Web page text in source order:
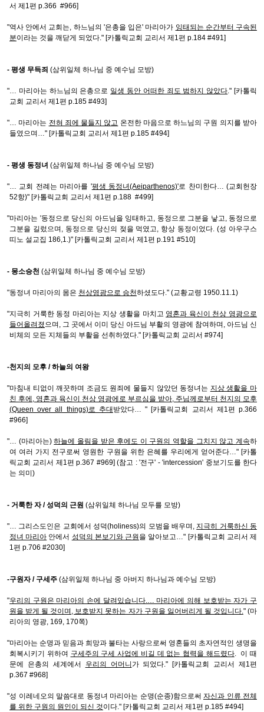
서 제1편 p.366 #966]
"역사 안에서 교회는, 하느님의 '은총을 입은' 마리아가 잉태되는 순간부터 구속된
분이라는 것을 깨닫게 되었다." [카톨릭교회 교리서 제1편 p.184 #491]
- 평생 무득죄 (삼위일체 하나님 중 예수님 모방)
"… 마리아는 하느님의 은총으로 일생 동안 어떠한 죄도 범하지 않았다." [카톨릭
교회 교리서 제1편 p.185 #493]
"… 마리아는 전혀 죄에 물들지 않고 온전한 마음으로 하느님의 구원 의지를 받아
들였으며…" [카톨릭교회 교리서 제1편 p.185 #494]
- 평생 동정녀 (삼위일체 하나님 중 예수님 모방)
"… 교회 전례는 마리아를 '평생 동정녀(Aeiparthenos)'로 찬미한다… (교회헌장
52항)" [카톨릭교회 교리서 제1편 p.188 #499]
"마리아는 '동정으로 당신의 아드님을 잉태하고, 동정으로 그분을 낳고, 동정으로
그분을 길렀으며, 동정으로 당신의 젖을 먹였고, 항상 동정이었다. (성 아우구스
띠노 설교집 186,1.)" [카톨릭교회 교리서 제1편 p.191 #510]
- 몽소승천 (삼위일체 하나님 중 예수님 모방)
"동정녀 마리아의 몸은 천상영광으로 승천하셨도다." (교황교령 1950.11.1)
"지극히 거룩한 동정 마리아는 지상 생활을 마치고 영혼과 육신이 천상 영광으로
들어올려졌으며, 그 곳에서 이미 당신 아드님 부활의 영광에 참여하며, 아드님 신
비체의 모든 지체들의 부활을 선취하였다." [카톨릭교회 교리서 #974]
-천지의 모후 / 하늘의 여왕
"마침내 티없이 깨끗하며 조금도 원죄에 물들지 않았던 동정녀는 지상 생활을 마
친 후에, 영혼과 육신이 천상 영광에로 부르심을 받아, 주님께로부터 천지의 모후
(Queen over all things)로 추대 받았다… " [카톨릭교회 교리서 제1편 p.366
#966]
"… (마리아는)하늘에 올림을 받은 후에도 이 구원의 역할을 그치지 않고 계속하
여 여러 가지 전구로써 영원한 구원을 위한 은혜를 우리에게 얻어준다…" [카톨
릭교회 교리서 제1편 p.367 #969] (참고 : '전구' - 'intercession' 중보기도를 한다
는 의미)
- 거룩한 자 / 성덕의 근원 (삼위일체 하나님 모두를 모방)
"… 그리스도인은 교회에서 성덕(holiness)의 모범을 배우며, 지극히 거룩하신 동
정녀 마리아 안에서 성덕의 본보기와 근원 을 알아보고…" [카톨릭교회 교리서 제
1편 p.706 #2030]
-구원자 / 구세주 (삼위일체 하나님 중 아버지 하나님과 예수님 모방)
"우리의 구원은 마리아의 손에 달려있습니다.… 마리아에 의해 보호받는 자가 구
원을 받게 될 것이며, 보호받지 못하는 자가 구원을 잃어버리게 될 것입니다." (마
리아의 영광, 169, 170쪽)
"마리아는 순명과 믿음과 희망과 불타는 사랑으로써 영혼들의 초자연적인 생명을
회복시키기 위하여 구세주의 구세 사업에 비길 데 없는 협력을 해드렸다. 이 때
문에 은총의 세계에서 우리의 어머니 가 되었다." [카톨릭교회 교리서 제1편
p.367 #968]
"성 이레네오의 말씀대로 동정녀 마리아는 순명(순종)함으로써 자신과 인류 전체
를 위한 구원의 원인이 되신 것이다." [카톨릭교회 교리서 제1편 p.185 #494]